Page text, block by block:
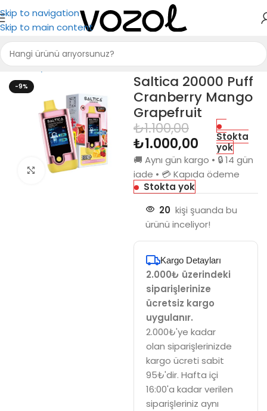
Skip to navigation
Skip to main content
Ana Sayfa Saltica Saltica 20000
-9%
Büyütmek için tıkla
Saltica 20000 Puff
Cranberry Mango
Grapefruit
₺1.100,00
₺1.000,00
Stokta
yok
🚚 Aynı gün kargo • 🔒 14 gün
iade • 💳 Kapıda ödeme
Stokta yok
20 kişi şuanda bu
ürünü inceliyor!
Kargo Detayları
2.000₺ üzerindeki
siparişlerinize
ücretsiz kargo
uygulanır.
2.000₺'ye kadar
olan siparişlerinizde
kargo ücreti sabit
95₺'dir. Hafta içi
16:00'a kadar verilen
siparişleriniz aynı